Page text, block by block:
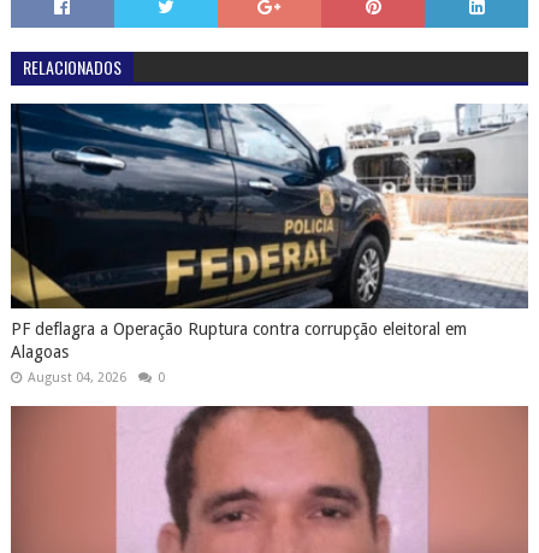
RELACIONADOS
PF deflagra a Operação Ruptura contra corrupção eleitoral em
Alagoas
August 04, 2026 0